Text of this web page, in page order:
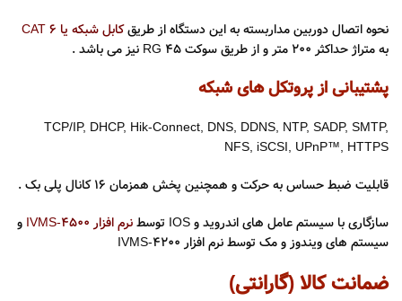
نحوه اتصال دوربین مداربسته به این دستگاه از طریقکابل شبکه یا CAT 6
به متراژ حداکثر ۲۰۰ متر و از طریق سوکت RG 45 نیز می باشد .
پشتیبانی از پروتکل های شبکه
TCP/IP, DHCP, Hik-Connect, DNS, DDNS, NTP, SADP, SMTP,
NFS, iSCSI, UPnP™, HTTPS
قابلیت ضبط حساس به حرکت و همچنین پخش همزمان 16 کانال پلی بک .
سازگاری با سیستم عامل های اندروید و IOS توسط
نرم افزار IVMS-4500
و
سیستم های ویندوز و مک توسط نرم افزار IVMS-4200
ضمانت کالا (گارانتی)